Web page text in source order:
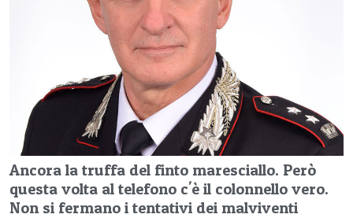
Ancora la truffa del finto maresciallo. Però
questa volta al telefono c'è il colonnello vero.
Non si fermano i tentativi dei malviventi